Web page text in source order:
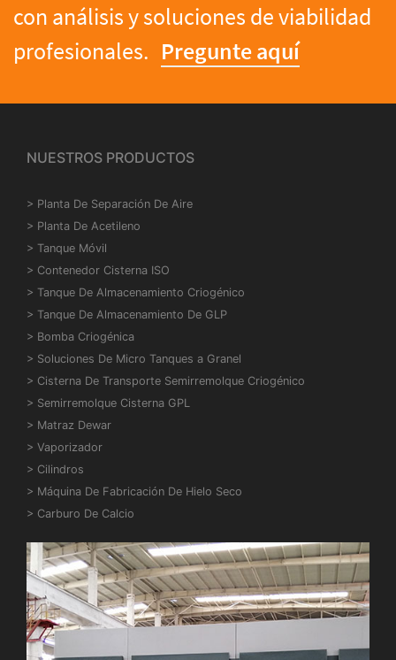
con análisis y soluciones de viabilidad
profesionales. Pregunte aquí
NUESTROS PRODUCTOS
> Planta De Separación De Aire
> Planta De Acetileno
> Tanque Móvil
> Contenedor Cisterna ISO
> Tanque De Almacenamiento Criogénico
> Tanque De Almacenamiento De GLP
> Bomba Criogénica
> Soluciones De Micro Tanques a Granel
> Cisterna De Transporte Semirremolque Criogénico
> Semirremolque Cisterna GPL
> Matraz Dewar
> Vaporizador
> Cilindros
> Máquina De Fabricación De Hielo Seco
> Carburo De Calcio